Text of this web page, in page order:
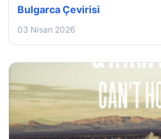
Bulgarca Çevirisi
03 Nisan 2026